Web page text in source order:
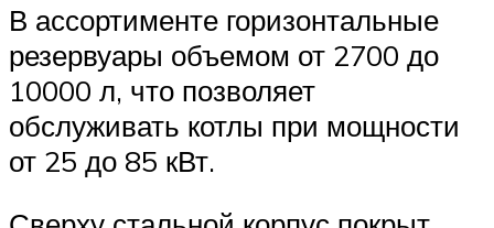
В ассортименте горизонтальные
резервуары объемом от 2700 до
10000 л, что позволяет
обслуживать котлы при мощности
от 25 до 85 кВт.